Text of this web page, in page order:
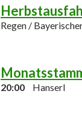
Regen /
20:00 Hanserl